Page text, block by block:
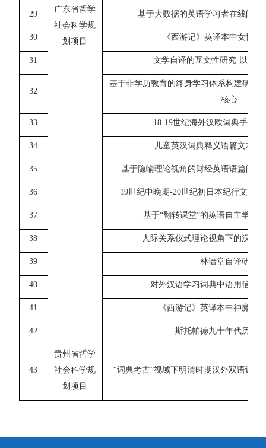
广东省哲学
社会科学规
划项目
29 基于大数据的英语学习者在线阅读
30 《西游记》英译本中女性形
31 文学自译的互文性研究-以李彦
32
基于非学历教育的终身学习体系构建研究
核心
33 18-19世纪海外汉欧词典手稿
34 儿童英汉词典释义语篇文本模
35 基于隐喻理论视角的财经英语语篇阅读
36 19世纪中晚期-20世纪初日本纪行文学
37 基于“翻转课堂”的英语自主学习
38 人际关系仪式理论视角下的汉语
39 林语堂自译研究
40 对外汉语学习词典中语用信息
41 《西游记》英译本中神魔名
42 斯托帕德九十年代历史
43
贵州省哲学
社会科学规
划项目
“词典考古”视域下明清时期汉外双语词典